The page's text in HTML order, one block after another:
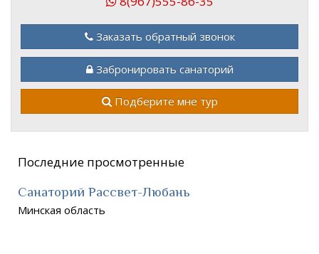
Заказать обратный звонок
Забронировать санаторий
Подберите мне тур
Последние просмотренные
Санаторий Рассвет-Любань
Минская область